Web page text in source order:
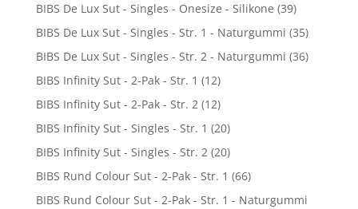
BIBS De Lux Sut - Singles - Onesize - Silikone (39)
BIBS De Lux Sut - Singles - Str. 1 - Naturgummi (35)
BIBS De Lux Sut - Singles - Str. 2 - Naturgummi (36)
BIBS Infinity Sut - 2-Pak - Str. 1 (12)
BIBS Infinity Sut - 2-Pak - Str. 2 (12)
BIBS Infinity Sut - Singles - Str. 1 (20)
BIBS Infinity Sut - Singles - Str. 2 (20)
BIBS Rund Colour Sut - 2-Pak - Str. 1 (66)
BIBS Rund Colour Sut - 2-Pak - Str. 1 - Naturgummi